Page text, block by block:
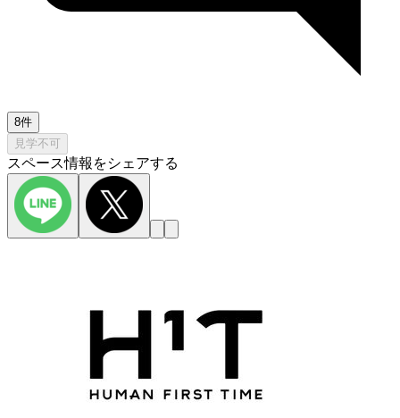
8件
見学不可
スペース情報をシェアする